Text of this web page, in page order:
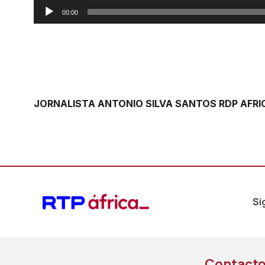
Reprodutor
de
00:00
JORNALISTA ANTONIO SILVA SANTOS RDP